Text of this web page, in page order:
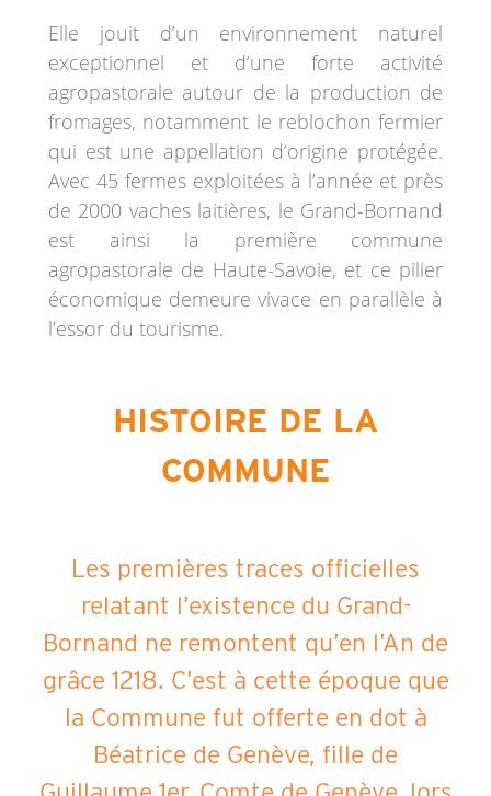
Elle jouit d’un environnement naturel
exceptionnel et d’une forte activité
agropastorale autour de la production de
fromages, notamment le reblochon fermier
qui est une appellation d’origine protégée.
Avec 45 fermes exploitées à l’année et près
de 2000 vaches laitières, le Grand-Bornand
est ainsi la première commune
agropastorale de Haute-Savoie, et ce pilier
économique demeure vivace en parallèle à
l’essor du tourisme.
HISTOIRE DE LA
COMMUNE
Les premières traces officielles
relatant l’existence du Grand-
Bornand ne remontent qu’en l’An de
grâce 1218. C’est à cette époque que
la Commune fut offerte en dot à
Béatrice de Genève, fille de